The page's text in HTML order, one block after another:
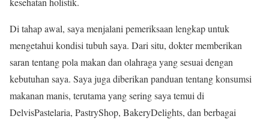
Di tahap awal, saya menjalani pemeriksaan lengkap untuk
mengetahui kondisi tubuh saya. Dari situ, dokter memberikan
saran tentang pola makan dan olahraga yang sesuai dengan
kebutuhan saya. Saya juga diberikan panduan tentang konsumsi
makanan manis, terutama yang sering saya temui di
DelvisPastelaria, PastryShop, BakeryDelights, dan berbagai